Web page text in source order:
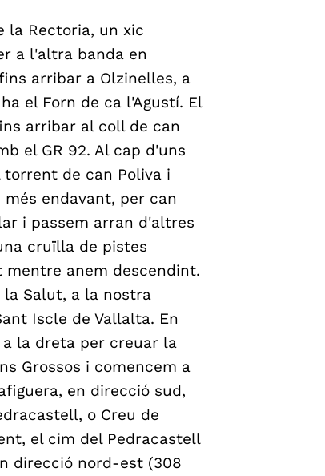
la Rectoria, un xic
a l'altra banda en
arribar a Olzinelles, a
el Forn de ca l'Agustí. El
arribar al coll de can
el GR 92. Al cap d'uns
de can Poliva i
endavant, per can
i passem arran d'altres
cruïlla de pistes
anem descendint.
la Salut, a la nostra
Iscle de Vallalta. En
la dreta per creuar la
Grossos i comencem a
en direcció sud,
o Creu de
el cim del Pedracastell
direcció nord-est (308